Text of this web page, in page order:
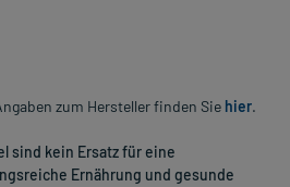
zum Hersteller finden Sie hier.
sind kein Ersatz für eine
Ernährung und gesunde